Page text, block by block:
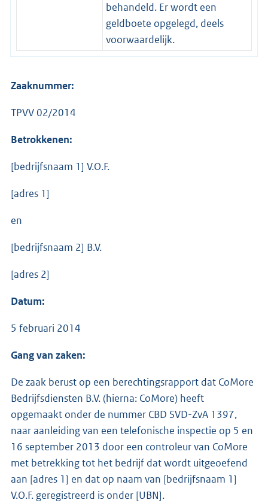
behandeld. Er wordt een
geldboete opgelegd, deels
voorwaardelijk.
Zaaknummer:
TPVV 02/2014
Betrokkenen:
[bedrijfsnaam 1] V.O.F.
[adres 1]
en
[bedrijfsnaam 2] B.V.
[adres 2]
Datum:
5 februari 2014
Gang van zaken:
De zaak berust op een berechtingsrapport dat CoMore
Bedrijfsdiensten B.V. (hierna: CoMore) heeft
opgemaakt onder de nummer CBD SVD-ZvA 1397,
naar aanleiding van een telefonische inspectie op 5 en
16 september 2013 door een controleur van CoMore
met betrekking tot het bedrijf dat wordt uitgeoefend
aan [adres 1] en dat op naam van [bedrijfsnaam 1]
V.O.F. geregistreerd is onder [UBN].